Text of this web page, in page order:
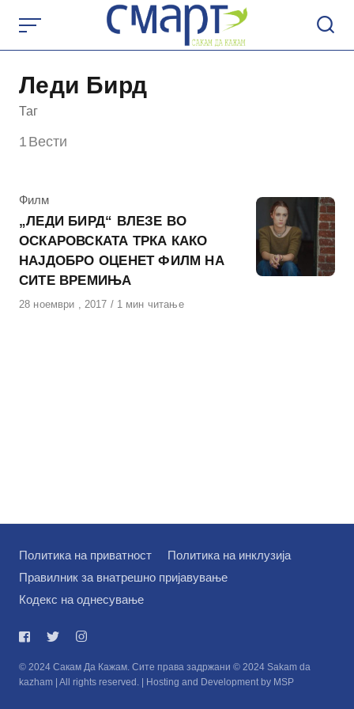
content
Леди Бирд
Таг
1 Вести
КАтегорија
Филм
„ЛЕДИ БИРД“ ВЛЕЗЕ ВО
ОСКАРОВСКАТА ТРКА КАКО
НАЈДОБРО ОЦЕНЕТ ФИЛМ НА
СИТЕ ВРЕМИЊА
Објавено
28 ноември , 2017 1 мин читање
Политика на приватност
Политика на инклузија
Правилник за внатрешно пријавување
Кодекс на однесување
© 2024 Сакам Да Кажам. Сите права задржани © 2024 Sakam da
kazham | All rights reserved. | Hosting and Development by MSP